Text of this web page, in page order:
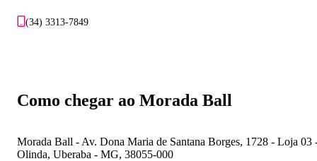
(34) 3313-7849
Como chegar ao Morada Ball
Morada Ball - Av. Dona Maria de Santana Borges, 1728 - Loja 03
Olinda, Uberaba - MG, 38055-000